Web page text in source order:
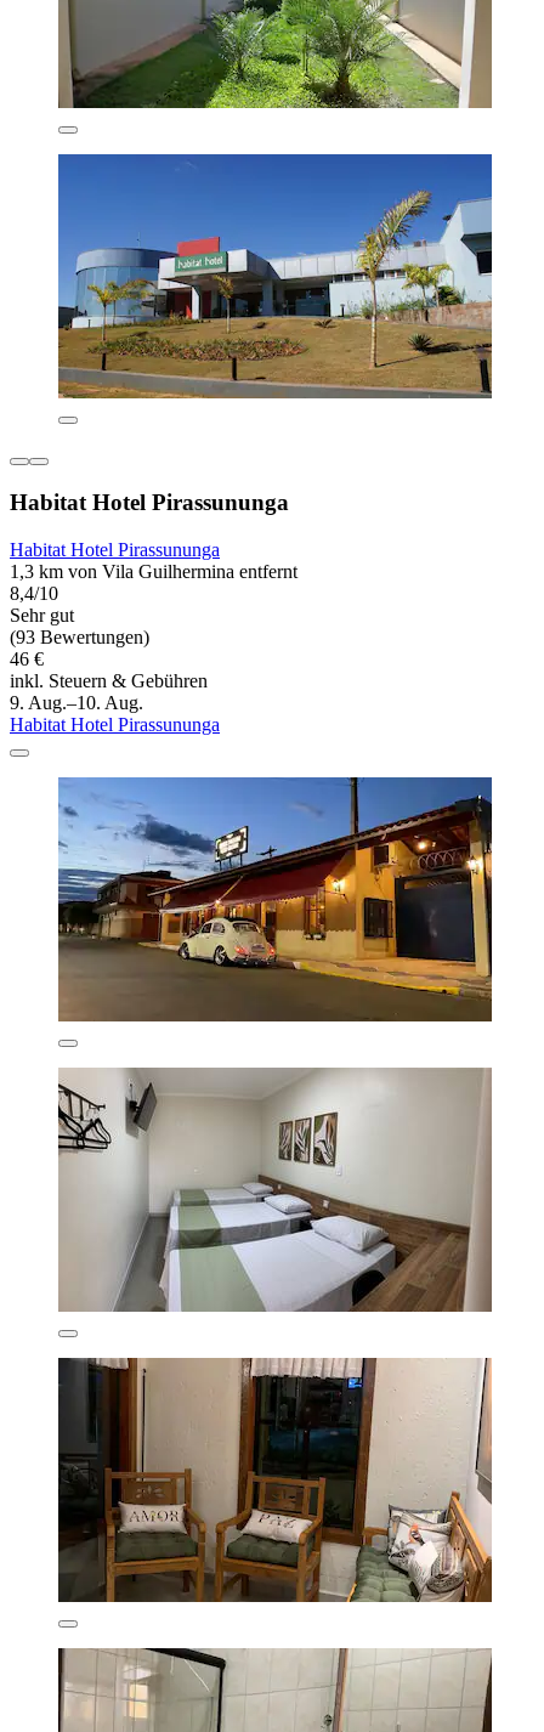
Habitat Hotel Pirassununga
Habitat Hotel Pirassununga
1,3 km von Vila Guilhermina entfernt
8,4/10
Sehr gut
(93 Bewertungen)
46 €
inkl. Steuern & Gebühren
9. Aug.–10. Aug.
Habitat Hotel Pirassununga